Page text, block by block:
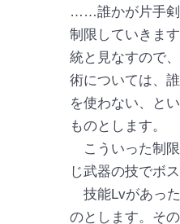
……誰かが片手剣
制限していきま
統と見なすので
術については、
を使わない、と
ものとします。
こういった制限
じ武器の技でボ
技能Lvがあっ
のとします。そ